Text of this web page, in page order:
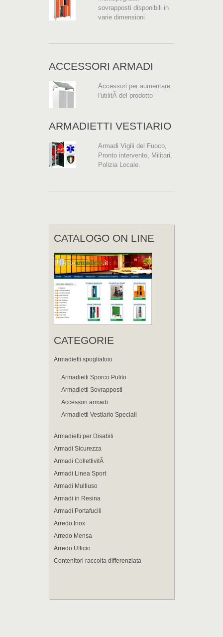
sovrapposti disponibili in
varie dimensioni
ACCESSORI ARMADI
Accessori per aumentare
l'utilitÃ del prodotto
ARMADIETTI VESTIARIO
Armadi Vigili del Fuoco,
Pronto intervento, Militari,
Polizia Locale.
CATALOGO ON LINE
CATEGORIE
Armadietti spogliatoio
Armadietti Sporco Pulito
Armadietti Sovrapposti
Accessori armadi
Armadietti Vestiario Speciali
Armadietti per Disabili
Armadi Sicurezza
Armadi CollettivitÃ
Armadi Linea Sport
Armadi Multiuso
Armadi in Resina
Armadi Portafucili
Arredo Inox
Arredo Mensa
Arredo Ufficio
Contenitori raccolta differenziata